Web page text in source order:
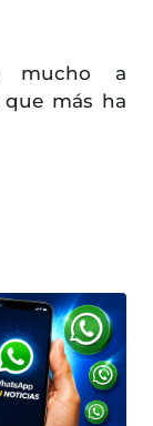
mucho a
que más ha